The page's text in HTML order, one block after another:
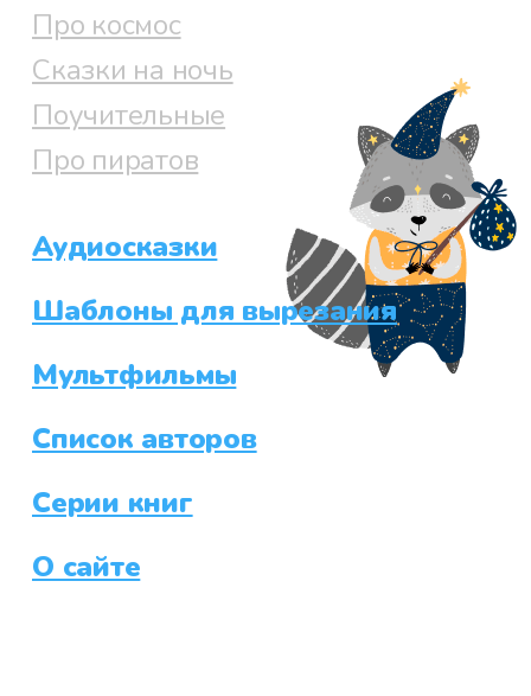
Про космос
Сказки на ночь
Поучительные
Про пиратов
Аудиосказки
Шаблоны для вырезания
Мультфильмы
Список авторов
Серии книг
О сайте